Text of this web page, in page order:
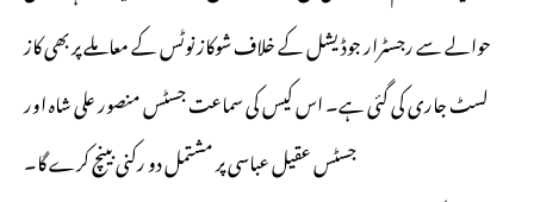
حوالے سے رجسٹرار جوڈیشل کے خلاف شوکاز نوٹس کے معاملے پر بھی کاز
لسٹ جاری کی گئی ہے۔ اس کیس کی سماعت جسٹس منصور علی شاہ اور
جسٹس عقیل عباسی پر مشتمل دو رکنی بینچ کرے گا۔